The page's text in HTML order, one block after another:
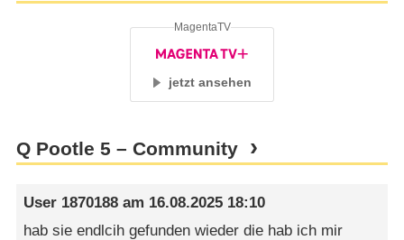
jetzt ansehen
MagentaTV
Q Pootle 5 – Community
User 1870188 am 16.08.2025 18:10
hab sie endlcih gefunden wieder die hab ich mir